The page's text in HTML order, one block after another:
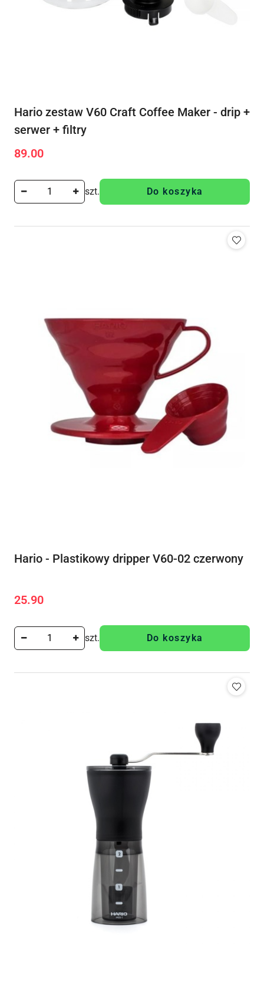
Hario zestaw V60 Craft Coffee Maker - drip +
serwer + filtry
Cena:
89.00
szt. Do koszyka
Hario - Plastikowy dripper V60-02 czerwony
Cena:
25.90
szt. Do koszyka